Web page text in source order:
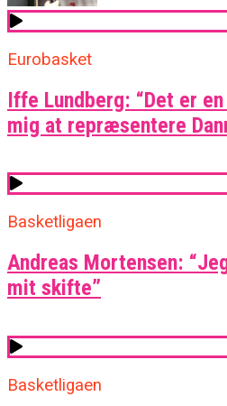
Eurobasket
Iffe Lundberg: “Det er
mig at repræsentere
Basketligaen
Andreas Mortensen:
mit skifte”
Basketligaen